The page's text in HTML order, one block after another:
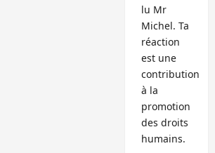
lu Mr
Michel. Ta
réaction
est une
contribution
à la
promotion
des droits
humains.